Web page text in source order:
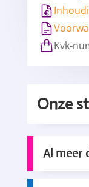
Kvk-
Onze
Al meer